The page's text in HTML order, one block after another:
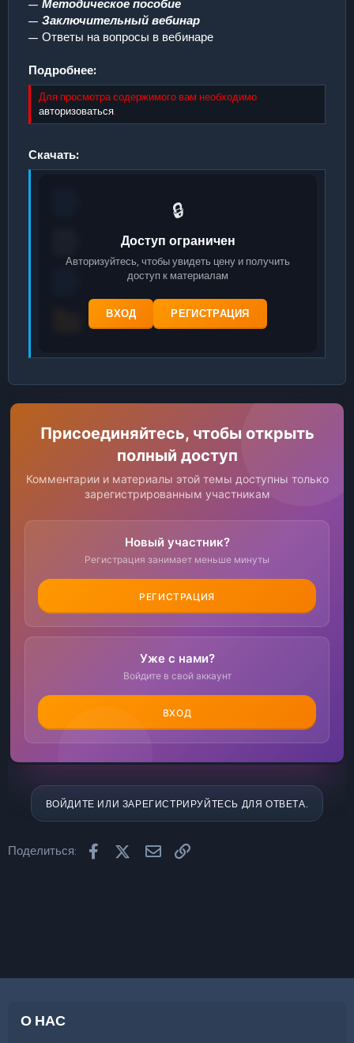
— Методическое пособие
— Заключительный вебинар
— Ответы на вопросы в вебинаре
Подробнее:
Для просмотра содержимого вам необходимо
авторизоваться.
Скачать:
🔒
Доступ ограничен
Авторизуйтесь, чтобы увидеть цену и получить
доступ к материалам
ВХОД РЕГИСТРАЦИЯ
Присоединяйтесь, чтобы открыть
полный доступ
Комментарии и материалы этой темы доступны только
зарегистрированным участникам
Новый участник?
Регистрация занимает меньше минуты
РЕГИСТРАЦИЯ
Уже с нами?
Войдите в свой аккаунт
ВХОД
ВОЙДИТЕ ИЛИ ЗАРЕГИСТРИРУЙТЕСЬ ДЛЯ ОТВЕТА.
Поделиться: FacebookX (Twitter)Электронная почта
О НАС